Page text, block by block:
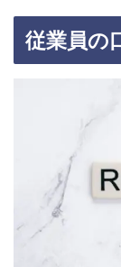
従業員の